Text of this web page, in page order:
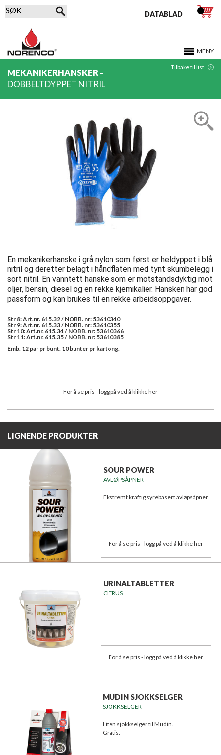
MENY
DATABLAD
MEKANIKERHANSKER -
DOBBELTDYPPET NITRIL
Tilbake til list
En mekanikerhanske i grå nylon som først er heldyppet i blå
nitril og deretter belagt i håndflaten med tynt skumbelegg i
sort nitril. En vanntett hanske som er motstandsdyktig mot
oljer, bensin, diesel og en rekke kjemikalier. Hansken har god
passform og kan brukes til en rekke arbeidsoppgaver.
Str 8: Art.nr. 615.32 / NOBB. nr: 53610340
Str 9: Art.nr. 615.33 / NOBB. nr: 53610355
Str 10: Art.nr. 615.34 / NOBB. nr: 53610366
Str 11: Art.nr. 615.35 / NOBB. nr: 53610385
Emb. 12 par pr bunt. 10 bunter pr kartong.
For å se pris - logg på ved å klikke her
LIGNENDE PRODUKTER
SOUR POWER
AVLØPSÅPNER
Ekstremt kraftig syrebasert avløpsåpner
For å se pris - logg på ved å klikke her
URINALTABLETTER
CITRUS
For å se pris - logg på ved å klikke her
MUDIN SJOKKSELGER
SJOKKSELGER
Liten sjokkselger til Mudin.
Gratis.